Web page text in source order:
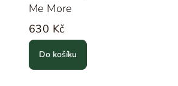
Me More
630 Kč
Do košíku